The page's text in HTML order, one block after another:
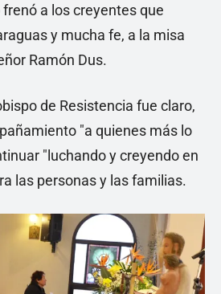
a los creyentes que
y mucha fe, a la misa
Ramón Dus.
de Resistencia fue claro,
"a quienes más lo
"luchando y creyendo en
las personas y las familias.